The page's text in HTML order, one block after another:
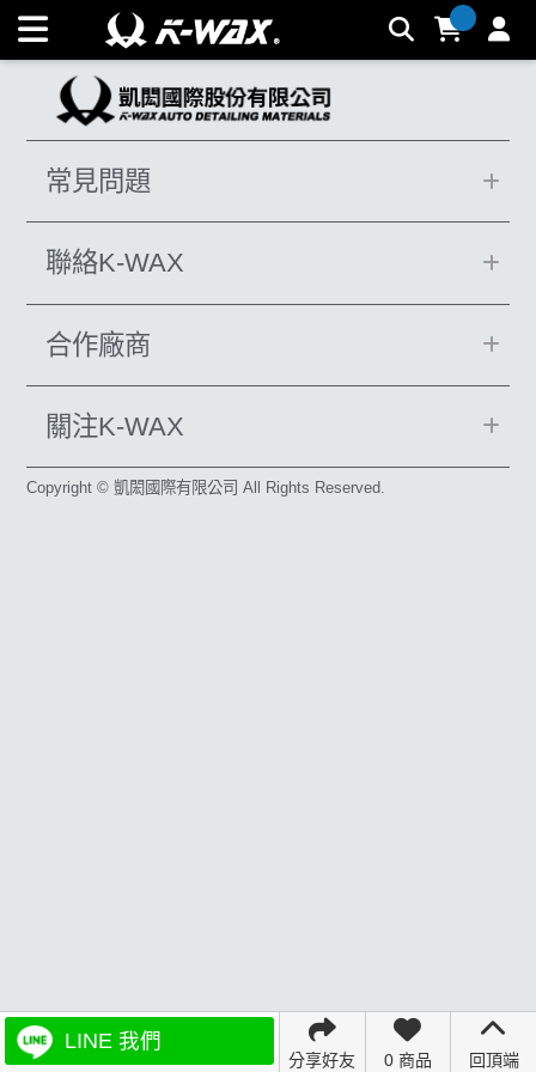
水垢去汙膏_RoHS | K-WAX台灣汽車美容材料
常見問題
聯絡K-WAX
合作廠商
關注K-WAX
Copyright © 凱閎國際有限公司 All Rights Reserved.
LINE 我們
回頂端
0 商品
分享好友